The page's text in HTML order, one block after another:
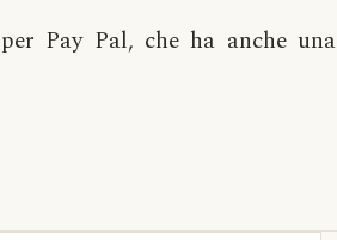
Pay Pal, che ha anche una